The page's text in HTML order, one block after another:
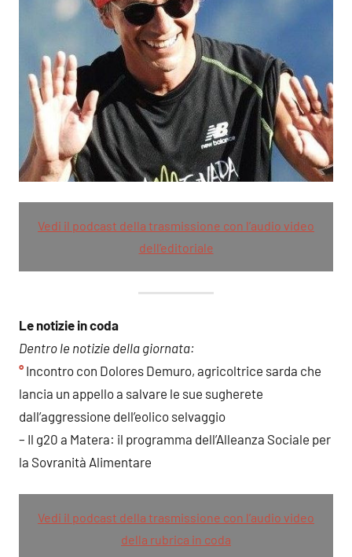
Vedi il podcast della trasmissione con l’audio video
dell’editoriale
Le notizie in coda
Dentro le notizie della giornata:
° Incontro con Dolores Demuro, agricoltrice sarda che
lancia un appello a salvare le sue sugherete
dall’aggressione dell’eolico selvaggio
– Il g20 a Matera: il programma dell’Alleanza Sociale per
la Sovranità Alimentare
Vedi il podcast della trasmissione con l’audio video
della rubrica in coda